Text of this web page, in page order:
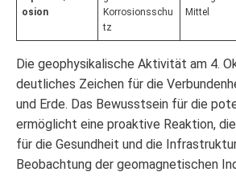
osion
Korrosionsschu
tz
Mittel
Die geophysikalische Aktivität am 4.
deutliches Zeichen für die
und Erde. Das Bewusstsein für die
ermöglicht eine proaktive Reaktion,
für die Gesundheit und die
Beobachtung der geomagnetischen